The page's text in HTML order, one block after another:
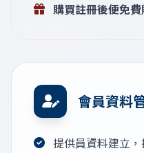
購買註冊後便免
會員資料
提供員資料建立